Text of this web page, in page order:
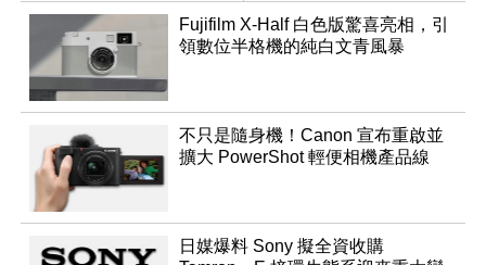
Fujifilm X-Half 白色版驚喜亮相，引
領數位半格機的純白文青風暴
不只是隨身機！Canon 宣布重啟並
擴大 PowerShot 輕便相機產品線
日媒爆料 Sony 擬全資收購